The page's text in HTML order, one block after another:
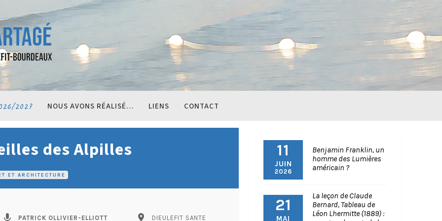
2027 NOUS AVONS RÉALISÉ… LIENS CONTACT
ET ARCHITECTURE
des Alpilles
mic PATRICK OLLIVIER-ELLIOTT pin_drop DIEULEFIT SANTE
11
JUIN
2026
Benjamin Franklin, un
homme des Lumières
américain ?
21
MAI
La leçon de Claude
Bernard, Tableau de
Léon Lhermitte (1889) :